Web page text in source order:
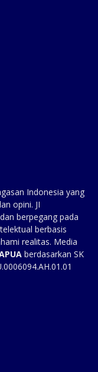
Indonesia yang
opini. JI
berpegang pada
berbasis
realitas. Media
berdasarkan SK